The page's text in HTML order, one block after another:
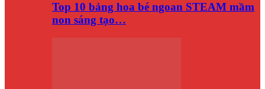
Top 10 bảng hoa bé ngoan STEAM mầm
non sáng tạo…